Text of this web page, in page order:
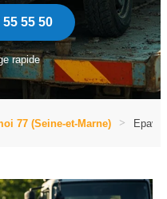
55 55 50
rapide
77 (Seine-et-Marne)